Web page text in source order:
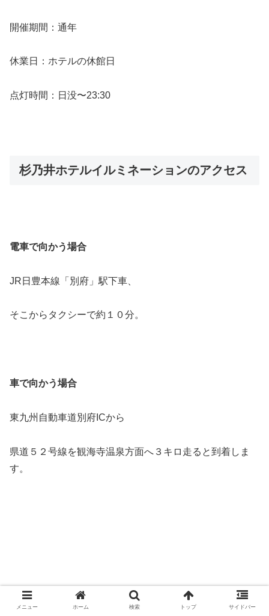
開催期間：通年
休業日：ホテルの休館日
点灯時間：日没〜23:30
杉乃井ホテルイルミネーションのアクセス
電車で向かう場合
JR日豊本線「別府」駅下車、
そこからタクシーで約１０分。
車で向かう場合
東九州自動車道別府ICから
県道５２号線を観海寺温泉方面へ３キロ走ると到着しま
す。
メニュー ホーム 検索 トップ サイドバー